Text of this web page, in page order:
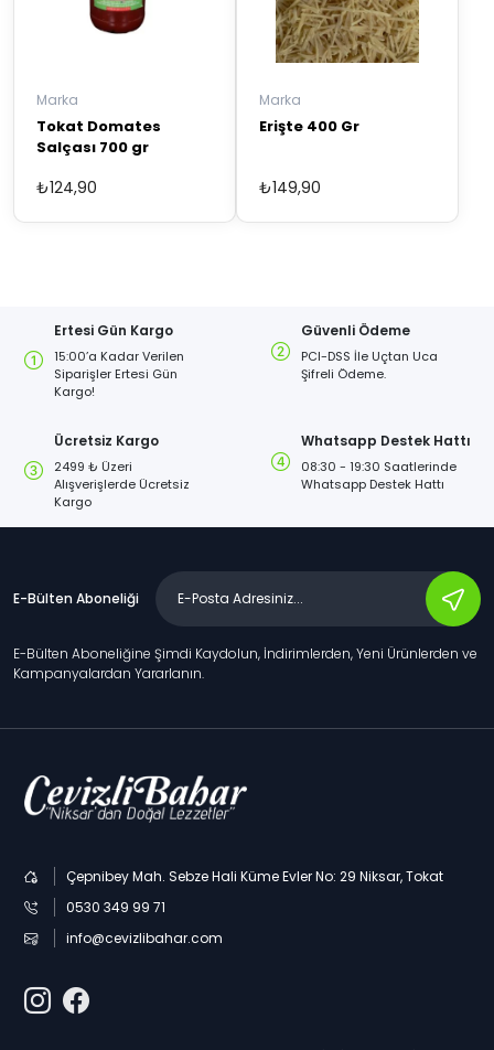
Marka
Tokat Domates
Salçası 700 gr
₺124,90
Marka
Erişte 400 Gr
₺149,90
Ertesi Gün Kargo
15:00’a Kadar Verilen
Siparişler Ertesi Gün
Kargo!
Güvenli Ödeme
PCI-DSS İle Uçtan Uca
Şifreli Ödeme.
Ücretsiz Kargo
2499 ₺ Üzeri
Alışverişlerde Ücretsiz
Kargo
Whatsapp Destek Hattı
08:30 - 19:30 Saatlerinde
Whatsapp Destek Hattı
E-Bülten Aboneliği
E-Bülten Aboneliğine Şimdi Kaydolun, İndirimlerden, Yeni Ürünlerden ve
Kampanyalardan Yararlanın.
Çepnibey Mah. Sebze Hali Küme Evler No: 29 Niksar, Tokat
0530 349 99 71
info@cevizlibahar.com